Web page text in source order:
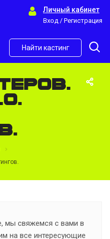
Личный кабинет
Вход / Регистрация
Найти кастинг
мы свяжемся с вами в
на все интересующие